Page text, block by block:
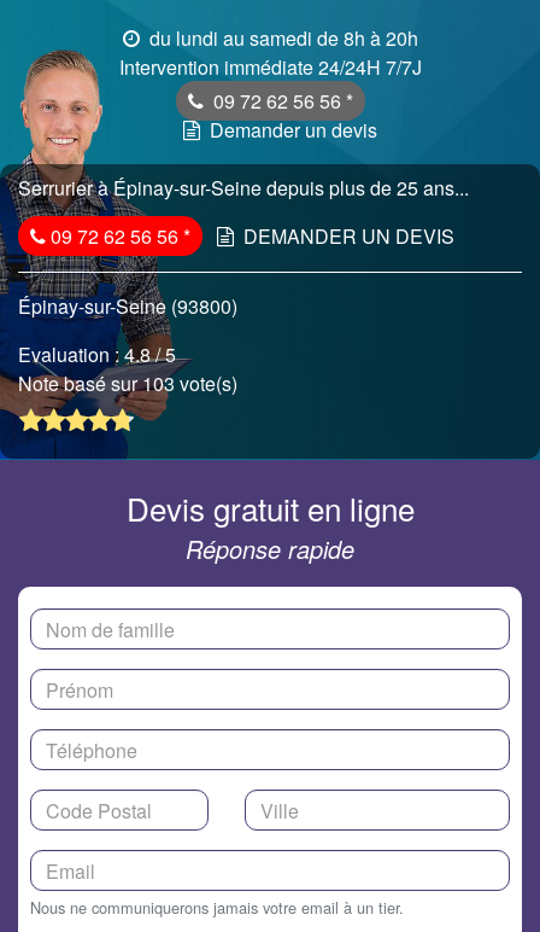
du lundi au samedi de 8h à 20h
Intervention immédiate 24/24H 7/7J
09 72 62 56 56 *
Demander un devis
Serrurier à Épinay-sur-Seine depuis plus de 25 ans...
09 72 62 56 56* DEMANDER UN DEVIS
Épinay-sur-Seine (93800)
Evaluation :4.8/ 5
Note basé sur 103 vote(s)
Devis gratuit en ligne
Réponse rapide
Nous ne communiquerons jamais votre email à un tier.